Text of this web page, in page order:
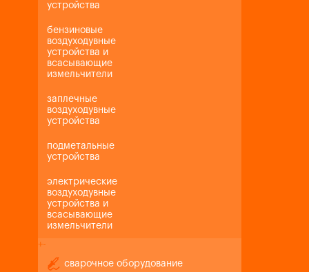
устройства
бензиновые
воздуходувные
устройства и
всасывающие
измельчители
заплечные
воздуходувные
устройства
подметальные
устройства
электрические
воздуходувные
устройства и
всасывающие
измельчители
+-
сварочное оборудование